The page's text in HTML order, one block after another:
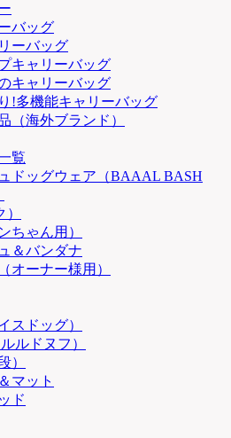
バッグ
ーバッグ
キャリーバッグ
キャリーバッグ
!多機能キャリーバッグ
（海外ブランド）
覧
ドッグウェア（BAAAL BASH
ちゃん用）
＆バンダナ
オーナー様用）
スドッグ）
ルドヌフ）
）
マット
ド